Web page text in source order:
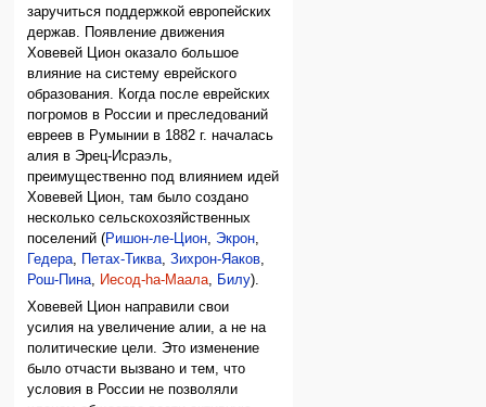
заручиться поддержкой европейских
держав. Появление движения
Ховевей Цион оказало большое
влияние на систему еврейского
образования. Когда после еврейских
погромов в России и преследований
евреев в Румынии в 1882 г. началась
алия в Эрец-Исраэль,
преимущественно под влиянием идей
Ховевей Цион, там было создано
несколько сельскохозяйственных
поселений (Ришон-ле-Цион, Экрон,
Гедера, Петах-Тиква,Зихрон-Яаков,
Рош-Пина, Иесод-hа-Маала, Билу).
Ховевей Цион направили свои
усилия на увеличение алии, а не на
политические цели. Это изменение
было отчасти вызвано и тем, что
условия в России не позволяли